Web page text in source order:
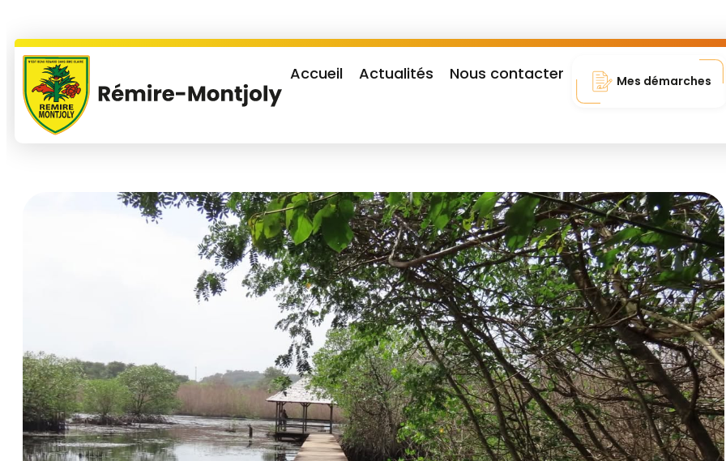
Accueil Actualités Nous contacter Mes démarches